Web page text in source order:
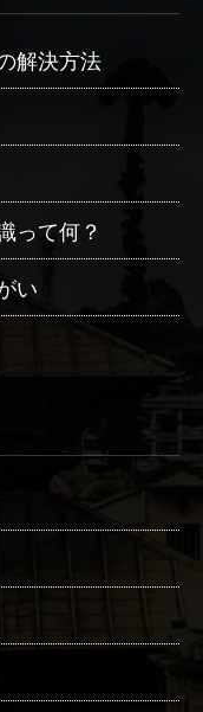
解決方法
って何？
い